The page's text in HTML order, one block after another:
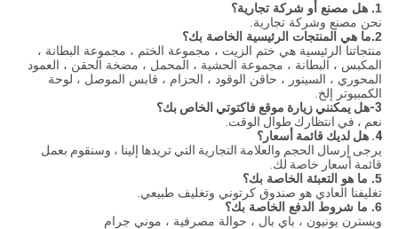
1. هل مصنع أو شركة تجارية؟
نحن مصنع وشركة تجارية.
2.ما هي المنتجات الرئيسية الخاصة بك؟
منتجاتنا الرئيسية هي ختم الزيت ، مجموعة الختم ، مجموعة البطانة ،
المكبس ، البطانة ، مجموعة الحشية ، المحمل ، مضخة الحقن ، العمود
المحوري ، السينور ، حاقن الوقود ، الحزام ، قابس الموصل ، لوحة
الكمبيوتر إلخ.
3-هل يمكنني زيارة موقع فاكتوتي الخاص بك؟
نعم ، في انتظارك طوال الوقت.
4. هل لديك قائمة أسعار؟
يرجى إرسال الحجم والعلامة التجارية التي تريدها إلينا ، وسنقوم بعمل
قائمة أسعار خاصة لك.
5. ما هو التعبئة الخاصة بك؟
تغليفنا العادي هو صندوق كرتوني وتغليف طبيعي.
6. ما شروط الدفع الخاصة بك؟
ويسترن يونيون ، باي بال ، حوالة مصرفية ، موني جرام